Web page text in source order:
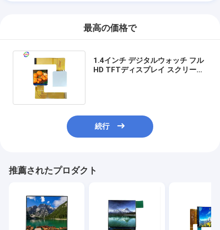
最高の価格で
1.4インチ デジタルウォッチ フル
HD TFTディスプレイ スクリーン
続行
推薦されたプロダクト